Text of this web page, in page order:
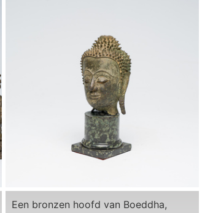
Een bronzen hoofd van Boeddha,